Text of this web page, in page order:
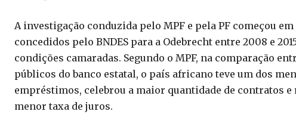
A investigação conduzida pelo MPF e pela PF começou
concedidos pelo BNDES para a Odebrecht entre 2008 e
condições camaradas. Segundo o MPF, na comparação
públicos do banco estatal, o país africano teve um dos
empréstimos, celebrou a maior quantidade de contratos
menor taxa de juros.